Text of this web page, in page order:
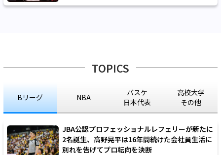
TOPICS
Bリーグ NBA
バスケ
日本代表
高校大学
その他
JBA公認プロフェッショナルレフェリーが新たに
2名誕生、高野晃平は16年間続けた会社員生活に
別れを告げてプロ転向を決断